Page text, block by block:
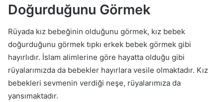
Doğurduğunu Görmek
Rüyada kız bebeğinin olduğunu görmek, kız bebek
doğurduğunu görmek tıpkı erkek bebek görmek gibi
hayırlıdır. İslam alimlerine göre hayatta olduğu gibi
rüyalarımızda da bebekler hayırlara vesile olmaktadır. Kız
bebekleri sevmenin verdiği neşe, rüyalarımıza da
yansımaktadır.